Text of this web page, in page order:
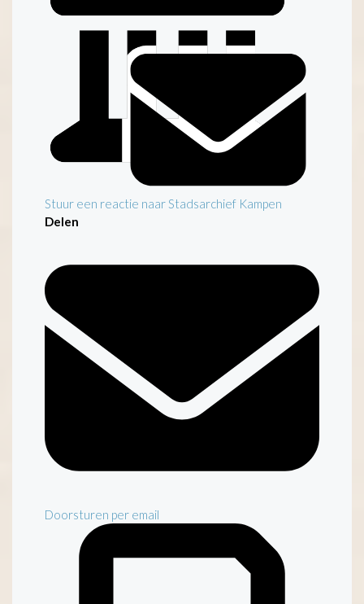
Stuur een reactie naar Stadsarchief Kampen
Delen
Doorsturen per email